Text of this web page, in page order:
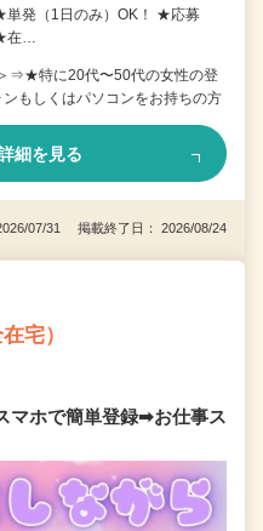
単発（1日のみ）OK！ ★応募
在…
⇒★特に20代〜50代の女性の登
しくはパソコンをお持ちの方
細を見る
07/31 掲載終了日： 2026/08/24
宅）
マホで簡単登録➡お仕事ス